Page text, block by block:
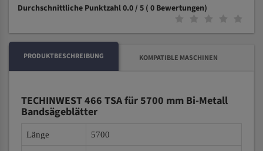
Durchschnittliche Punktzahl 0.0 / 5 ( 0 Bewertungen)
PRODUKTBESCHREIBUNG KOMPATIBLE MASCHINEN
TECHINWEST 466 TSA für 5700 mm Bi-Metall
Bandsägeblätter
Länge 5700